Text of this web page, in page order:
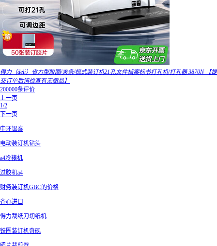
得力（deli）省力型胶圈/夹条/梳式装订机21孔文件档案标书打孔机/打孔器 3870N 【提
交订单后请检查有无赠品】
200000条评价
上一页
1/2
下一页
中环银泰
电动装订机钻头
a4冷裱机
过胶机a4
财务装订机GBC的价格
齐心进口
得力裁纸刀切纸机
铁圈装订机奇砚